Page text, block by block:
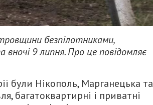
безпілотниками,
9 липня. Про це повідомляє
були Нікополь, Марганецька та
багатоквартирні і приватні